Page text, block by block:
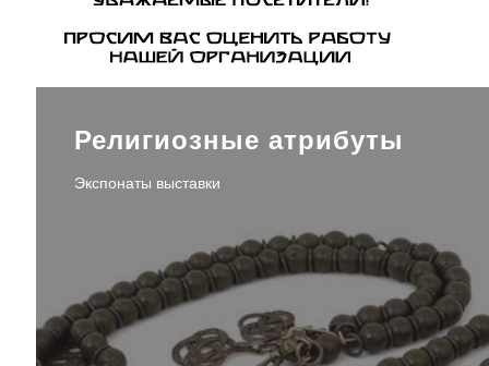
Религиозные атрибуты
Экспонаты выставки